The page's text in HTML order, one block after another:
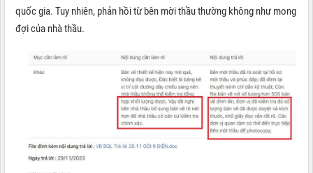
quốc gia. Tuy nhiên, phản hồi từ bên mời thầu thường không như mong
đợi của nhà thầu.